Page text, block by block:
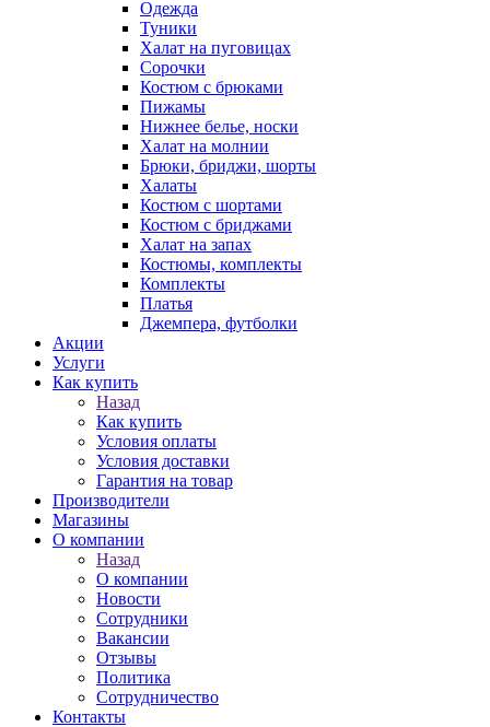
Одежда
Туники
Халат на пуговицах
Сорочки
Костюм с брюками
Пижамы
Нижнее белье, носки
Халат на молнии
Брюки, бриджи, шорты
Халаты
Костюм с шортами
Костюм с бриджами
Халат на запах
Костюмы, комплекты
Комплекты
Платья
Джемпера, футболки
Акции
Услуги
Как купить
Назад
Как купить
Условия оплаты
Условия доставки
Гарантия на товар
Производители
Магазины
О компании
Назад
О компании
Новости
Сотрудники
Вакансии
Отзывы
Политика
Сотрудничество
Контакты